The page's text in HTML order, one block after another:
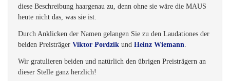
diese Beschreibung haargenau zu, denn ohne sie wäre die MAUS
heute nicht das, was sie ist.
Durch Anklicken der Namen gelangen Sie zu den Laudationes der
beiden Preisträger Viktor Pordzik und Heinz Wiemann.
Wir gratulieren beiden und natürlich den übrigen Preisträgern an
dieser Stelle ganz herzlich!